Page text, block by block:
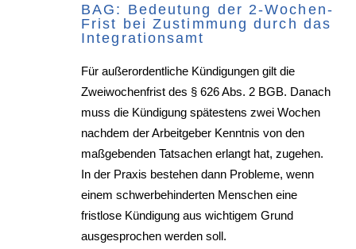
BAG: Bedeutung der 2-Wochen-
Frist bei Zustimmung durch das
Integrationsamt
Für außerordentliche Kündigungen gilt die
Zweiwochenfrist des § 626 Abs. 2 BGB. Danach
muss die Kündigung spätestens zwei Wochen
nachdem der Arbeitgeber Kenntnis von den
maßgebenden Tatsachen erlangt hat, zugehen.
In der Praxis bestehen dann Probleme, wenn
einem schwerbehinderten Menschen eine
fristlose Kündigung aus wichtigem Grund
ausgesprochen werden soll.